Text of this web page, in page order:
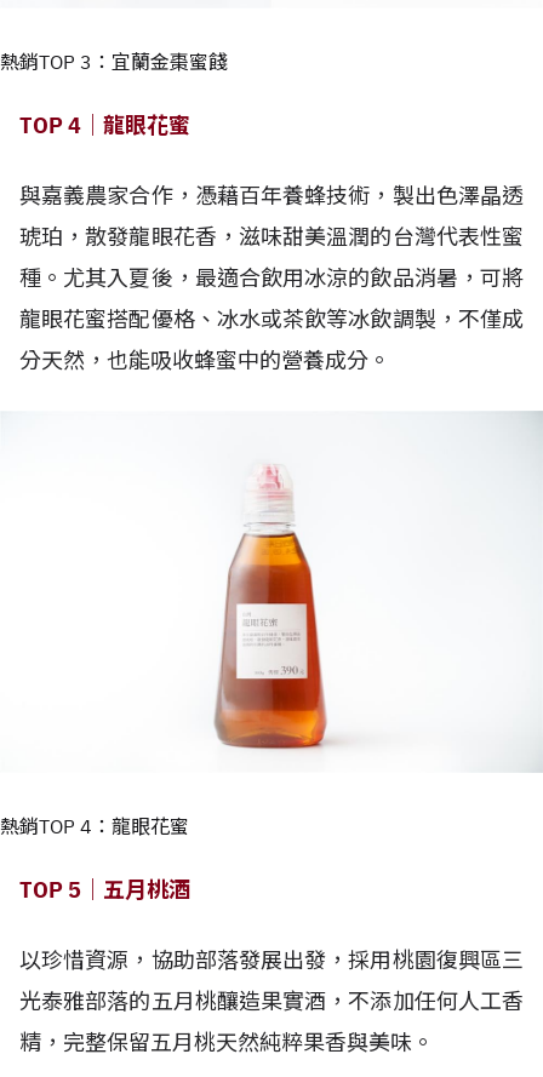
熱銷TOP 3：宜蘭金棗蜜餞
TOP 4｜龍眼花蜜
與嘉義農家合作，憑藉百年養蜂技術，製出色澤晶透
琥珀，散發龍眼花香，滋味甜美溫潤的台灣代表性蜜
種。尤其入夏後，最適合飲用冰涼的飲品消暑，可將
龍眼花蜜搭配優格、冰水或茶飲等冰飲調製，不僅成
分天然，也能吸收蜂蜜中的營養成分。
熱銷TOP 4：龍眼花蜜
TOP 5｜五月桃酒
以珍惜資源，協助部落發展出發，採用桃園復興區三
光泰雅部落的五月桃釀造果實酒，不添加任何人工香
精，完整保留五月桃天然純粹果香與美味。